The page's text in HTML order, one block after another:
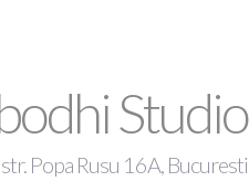
Studio
str. Popa Rusu 16A, Bucuresti